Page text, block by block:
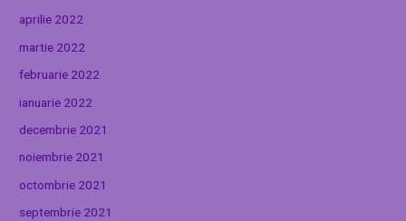
aprilie 2022
martie 2022
februarie 2022
ianuarie 2022
decembrie 2021
noiembrie 2021
octombrie 2021
septembrie 2021